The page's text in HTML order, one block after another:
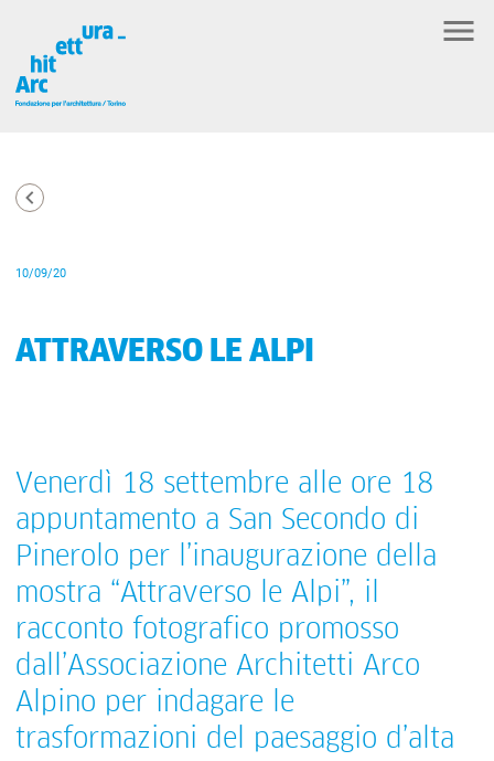
10/09/20
ATTRAVERSO LE ALPI
Venerdì 18 settembre alle ore 18
appuntamento a San Secondo di
Pinerolo per l’inaugurazione della
mostra “Attraverso le Alpi”, il
racconto fotografico promosso
dall’Associazione Architetti Arco
Alpino per indagare le
trasformazioni del paesaggio d’alta